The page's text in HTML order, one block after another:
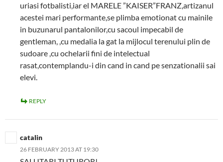
uriasi fotbalisti,iar el MARELE ”KAISER”FRANZ,artizanul
acestei mari performante,se plimba emotionat cu mainile
in buzunarul pantalonilor,cu sacoul impecabil de
gentleman, ,cu medalia la gat la mijlocul terenului plin de
sudoare ,cu ochelarii fini de intelectual
rasat,contemplandu-i din cand in cand pe senzationalii sai
elevi.
REPLY
catalin
26 FEBRUARY 2013 AT 19:30